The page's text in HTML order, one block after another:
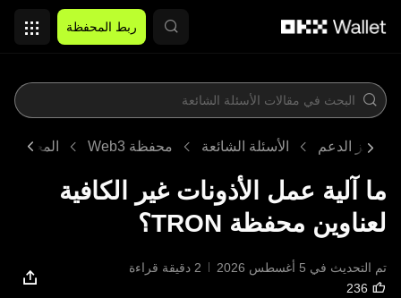
ربط المحفظة
مركز الدعم الأسئلة الشائعة محفظة Web3 المحفظة
ما آلية عمل الأذونات غير الكافية
لعناوين محفظة TRON؟
تم التحديث في ‏5 أغسطس 2026
2 دقيقة قراءة